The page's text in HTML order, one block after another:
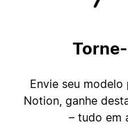
Envie seu
Notion, ganhe
– tudo em